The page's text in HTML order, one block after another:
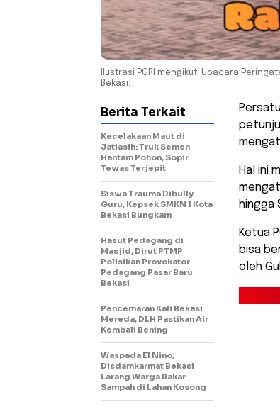
Ilustrasi PGRI mengikuti Upacara
Bekasi.
Hal ini
hingga
Ketua
bisa
oleh
Berita Terkait
Kecelakaan Maut di
Jatiasih: Truk Semen
Hantam Pohon, Sopir
Tewas Terjepit
Siswa Trauma Dibully
Guru, Kepsek SMKN 1 Kota
Bekasi Bungkam
Hasut Pedagang di
Masjid, Dirut PTMP
Polisikan Provokator
Pedagang Pasar Baru
Bekasi
Pencemaran Kali Bekasi
Mereda, DLH Pastikan Air
Kembali Bening
Waspada El Nino,
Disdamkarmat Bekasi
Larang Warga Bakar
Sampah di Lahan Kosong